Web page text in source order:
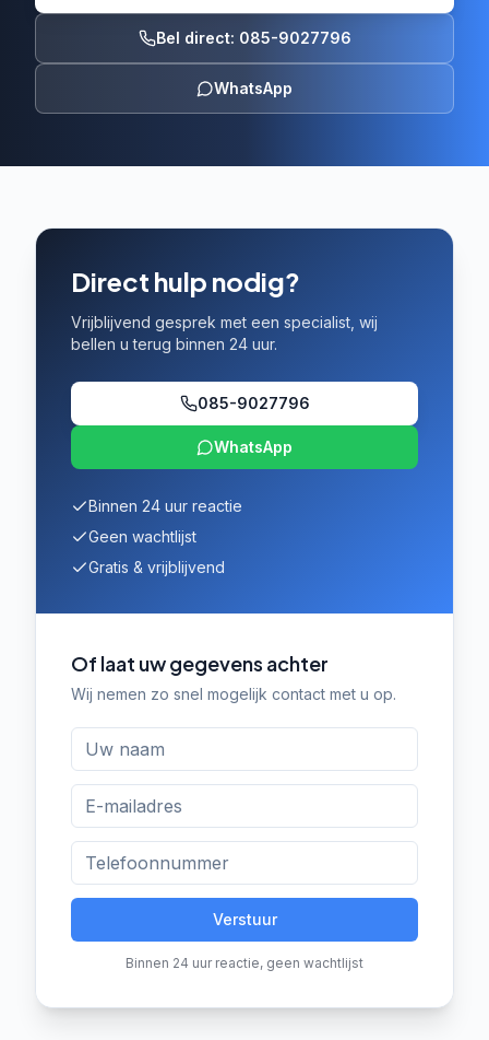
Bel direct: 085-9027796
WhatsApp
Direct hulp nodig?
Vrijblijvend gesprek met een specialist, wij
bellen u terug binnen 24 uur.
085-9027796
WhatsApp
Binnen 24 uur reactie
Geen wachtlijst
Gratis & vrijblijvend
Of laat uw gegevens achter
Wij nemen zo snel mogelijk contact met u op.
Verstuur
Binnen 24 uur reactie, geen wachtlijst